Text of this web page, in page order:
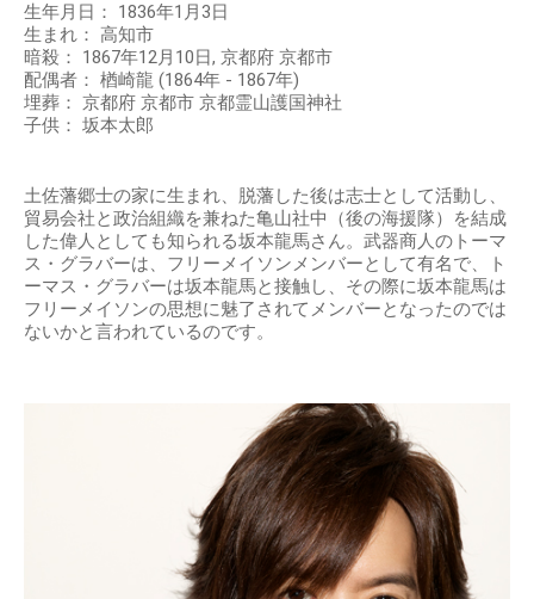
生年月日： 1836年1月3日
生まれ： 高知市
暗殺： 1867年12月10日, 京都府 京都市
配偶者： 楢崎龍 (1864年 - 1867年)
埋葬： 京都府 京都市 京都霊山護国神社
子供： 坂本太郎
土佐藩郷士の家に生まれ、脱藩した後は志士として活動し、
貿易会社と政治組織を兼ねた亀山社中（後の海援隊）を結成
した偉人としても知られる坂本龍馬さん。武器商人のトーマ
ス・グラバーは、フリーメイソンメンバーとして有名で、ト
ーマス・グラバーは坂本龍馬と接触し、その際に坂本龍馬は
フリーメイソンの思想に魅了されてメンバーとなったのでは
ないかと言われているのです。